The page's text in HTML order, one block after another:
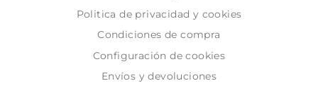
Politica de privacidad y cookies
Condiciones de compra
Configuración de cookies
Envíos y devoluciones